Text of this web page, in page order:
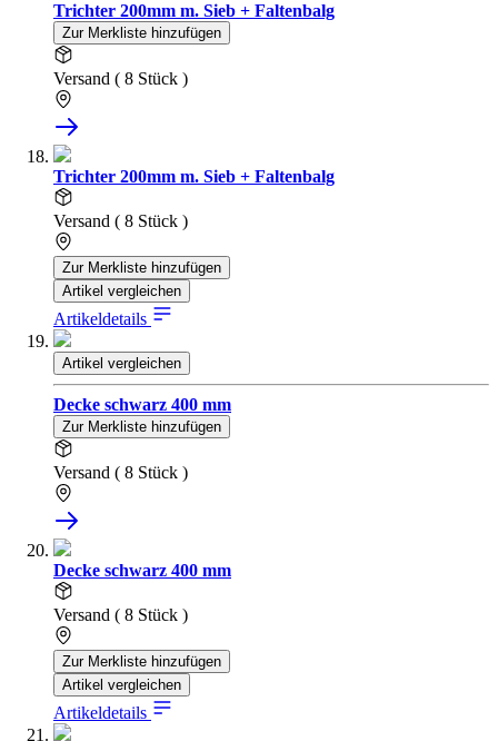
Trichter 200mm m. Sieb + Faltenbalg
Zur Merkliste hinzufügen
Versand ( 8 Stück )
Trichter 200mm m. Sieb + Faltenbalg
Versand ( 8 Stück )
Zur Merkliste hinzufügen
Artikel vergleichen
Artikeldetails
Artikel vergleichen
Decke schwarz 400 mm
Zur Merkliste hinzufügen
Versand ( 8 Stück )
Decke schwarz 400 mm
Versand ( 8 Stück )
Zur Merkliste hinzufügen
Artikel vergleichen
Artikeldetails